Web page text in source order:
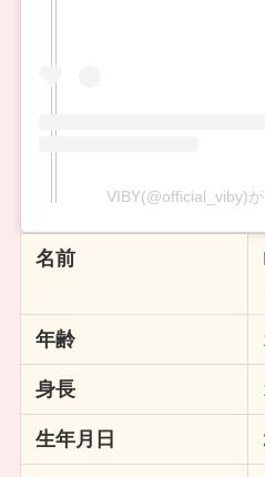
VIBY(@official_viby)
名前
年齢
身長
生年月日